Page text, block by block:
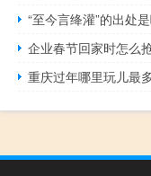
“至今言绛灌”的出处
企业春节回家时怎么
重庆过年哪里玩儿最